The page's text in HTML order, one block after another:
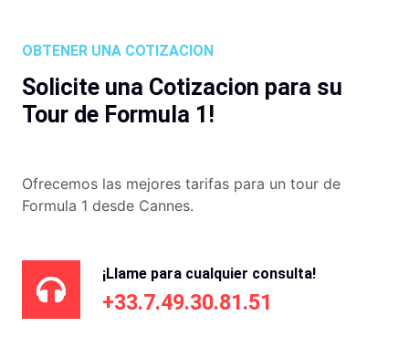
OBTENER UNA COTIZACION
Solicite una Cotizacion para su
Tour de Formula 1!
Ofrecemos las mejores tarifas para un tour de
Formula 1 desde Cannes.
¡Llame para cualquier consulta!
+33.7.49.30.81.51